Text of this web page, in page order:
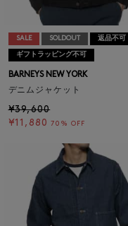
SALE SOLDOUT 返品不可
ギフトラッピング不可
BARNEYS NEW YORK
デニムジャケット
¥39,600
¥11,880 70% OFF